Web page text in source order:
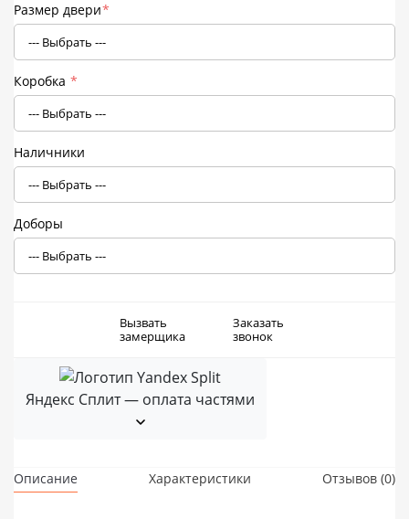
Размер двери*
Коробка *
Наличники
Доборы
Вызвать
замерщика
Заказать
звонок
Яндекс Сплит — оплата частями
Описание Характеристики Отзывов (0)